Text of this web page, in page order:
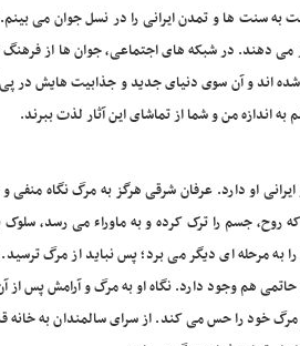
سنت ها و تمدن ایرانی را در نسل جوان می بینم.
دهند. در شبکه های اجتماعی، جوان ها از فرهنگ
اند و آن سوی دنیای جدید و جذابیت هایش در
اندازه من و شما از تماشای این آثار لذت ببرند.
او دارد. عرفان شرقی هرگز به مرگ نگاه
جسم را ترک کرده و به ماوراء می رسد، سلوک
مرحله ای دیگر می برد؛ پس نباید از مرگ ترسید.
هم وجود دارد. نگاه او به مرگ و آرامش پس از
خود را حس می کند. از سرای سالمندان به